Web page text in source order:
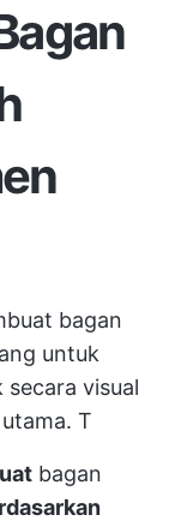
bagan
untuk
visual
T
bagan